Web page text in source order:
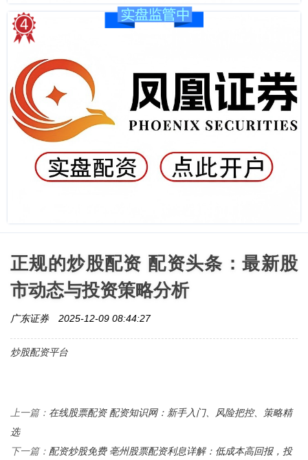
正规的炒股配资 配资头条：最新股
市动态与投资策略分析
广东证券 2025-12-09 08:44:27
炒股配资平台
上一篇： 在线股票配资 配资知识网：新手入门、风险把控、策略精
选
下一篇： 配资炒股免费 亳州股票配资利息详解：低成本高回报，投